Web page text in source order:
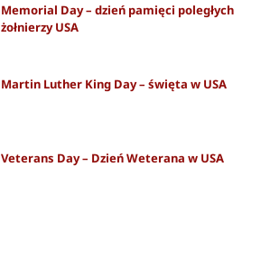
Memorial Day – dzień pamięci poległych
żołnierzy USA
Martin Luther King Day – święta w USA
Veterans Day – Dzień Weterana w USA